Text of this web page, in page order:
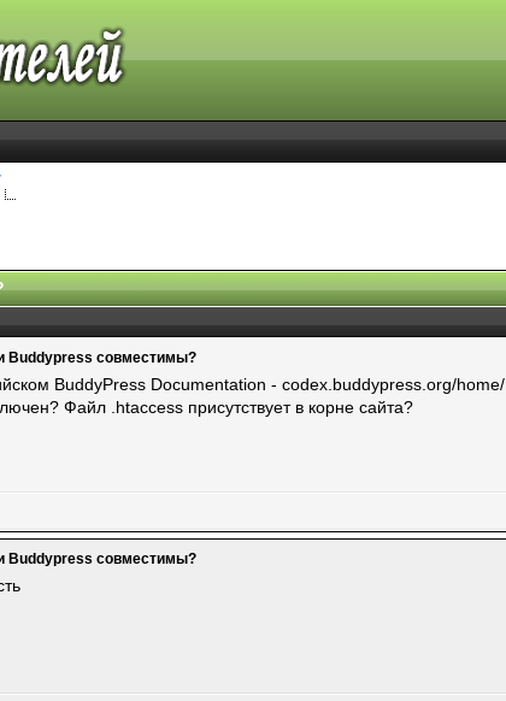
Buddypress совместимы?
BuddyPress Documentation - codex.buddypress.org/home/
Файл .htaccess присутствует в корне сайта?
Buddypress совместимы?